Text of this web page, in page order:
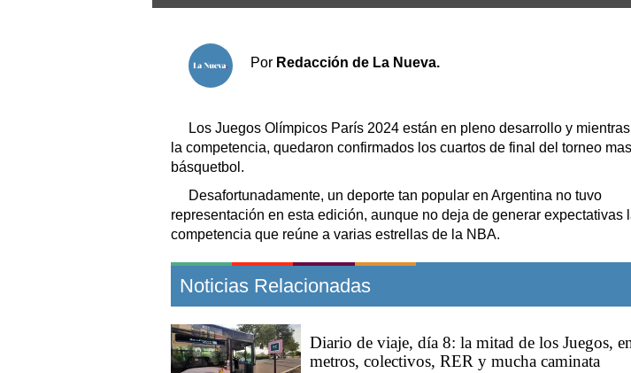
Horóscopo
Suplementos
Transportes
Loterías
Fúnebres
Edictos
Por Redacción de La Nueva.
Los Juegos Olímpicos París 2024 están en pleno desarrollo y
la competencia, quedaron confirmados los cuartos de final del torneo
básquetbol.
Desafortunadamente, un deporte tan popular en Argentina no tuvo
representación en esta edición, aunque no deja de generar expectativas
competencia que reúne a varias estrellas de la NBA.
Noticias Relacionadas
Diario de viaje, día 8: la mitad de los Juegos,
metros, colectivos, RER y mucha caminata